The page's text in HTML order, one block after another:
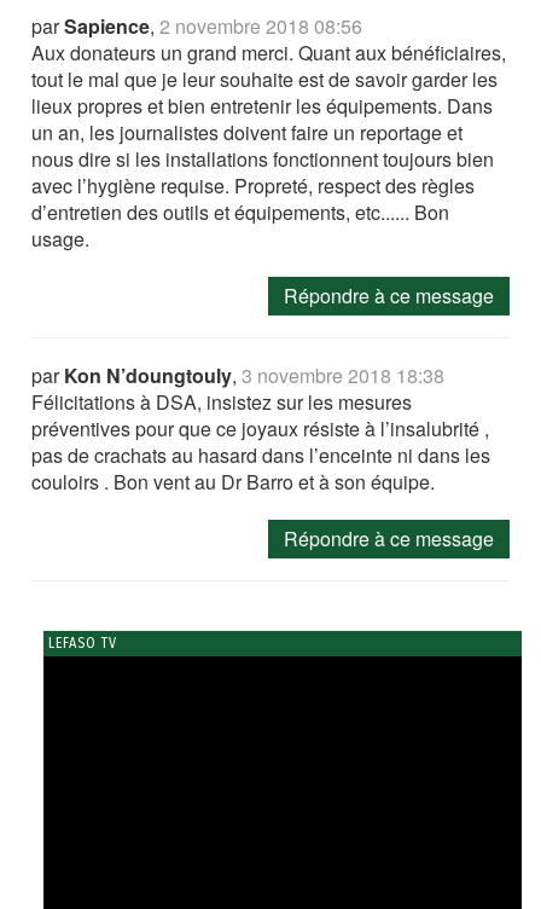
parSapience,2 novembre 2018 08:56
Aux donateurs un grand merci. Quant aux bénéficiaires,
tout le mal que je leur souhaite est de savoir garder les
lieux propres et bien entretenir les équipements. Dans
un an, les journalistes doivent faire un reportage et
nous dire si les installations fonctionnent toujours bien
avec l’hygiène requise. Propreté, respect des règles
d’entretien des outils et équipements, etc...... Bon
usage.
Répondre à ce message
parKon N’doungtouly,3 novembre 2018 18:38
Félicitations à DSA, insistez sur les mesures
préventives pour que ce joyaux résiste à l’insalubrité ,
pas de crachats au hasard dans l’enceinte ni dans les
couloirs . Bon vent au Dr Barro et à son équipe.
Répondre à ce message
LEFASO TV